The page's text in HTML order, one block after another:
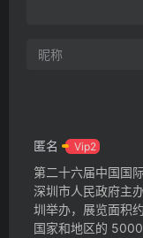
匿名 Vip2
第二十六届中国国
深圳市人民政府主
圳举办，展览面积
国家和地区的